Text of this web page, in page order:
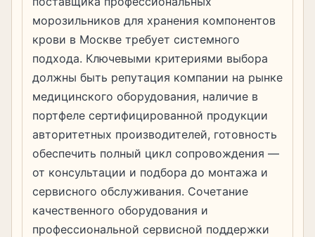
морозильников для хранения компонентов
крови в Москве требует системного
подхода. Ключевыми критериями выбора
должны быть репутация компании на рынке
медицинского оборудования, наличие в
портфеле сертифицированной продукции
авторитетных производителей, готовность
обеспечить полный цикл сопровождения —
от консультации и подбора до монтажа и
сервисного обслуживания. Сочетание
качественного оборудования и
профессиональной сервисной поддержки